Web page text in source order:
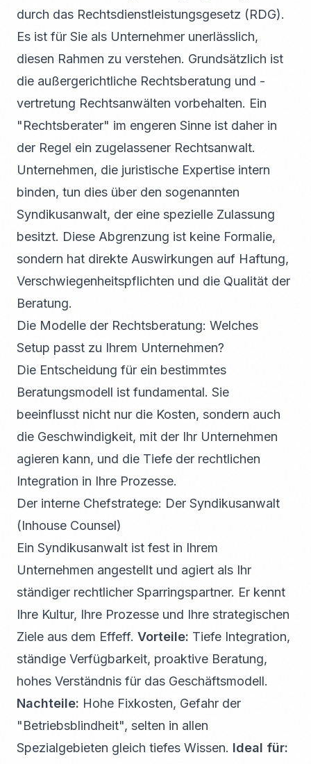
durch das Rechtsdienstleistungsgesetz (RDG).
Es ist für Sie als Unternehmer unerlässlich,
diesen Rahmen zu verstehen. Grundsätzlich ist
die außergerichtliche Rechtsberatung und -
vertretung Rechtsanwälten vorbehalten. Ein
"Rechtsberater" im engeren Sinne ist daher in
der Regel ein zugelassener Rechtsanwalt.
Unternehmen, die juristische Expertise intern
binden, tun dies über den sogenannten
Syndikusanwalt, der eine spezielle Zulassung
besitzt. Diese Abgrenzung ist keine Formalie,
sondern hat direkte Auswirkungen auf Haftung,
Verschwiegenheitspflichten und die Qualität der
Beratung.
Die Modelle der Rechtsberatung: Welches
Setup passt zu Ihrem Unternehmen?
Die Entscheidung für ein bestimmtes
Beratungsmodell ist fundamental. Sie
beeinflusst nicht nur die Kosten, sondern auch
die Geschwindigkeit, mit der Ihr Unternehmen
agieren kann, und die Tiefe der rechtlichen
Integration in Ihre Prozesse.
Der interne Chefstratege: Der Syndikusanwalt
(Inhouse Counsel)
Ein Syndikusanwalt ist fest in Ihrem
Unternehmen angestellt und agiert als Ihr
ständiger rechtlicher Sparringspartner. Er kennt
Ihre Kultur, Ihre Prozesse und Ihre strategischen
Ziele aus dem Effeff. Vorteile: Tiefe Integration,
ständige Verfügbarkeit, proaktive Beratung,
hohes Verständnis für das Geschäftsmodell.
Nachteile: Hohe Fixkosten, Gefahr der
"Betriebsblindheit", selten in allen
Spezialgebieten gleich tiefes Wissen. Ideal für: